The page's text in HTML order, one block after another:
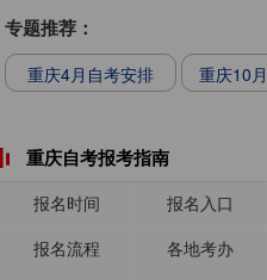
专题推荐：
重庆4月自考安排 重庆10
重庆自考报考指南
报名时间 报名入口
报名流程
各地考办